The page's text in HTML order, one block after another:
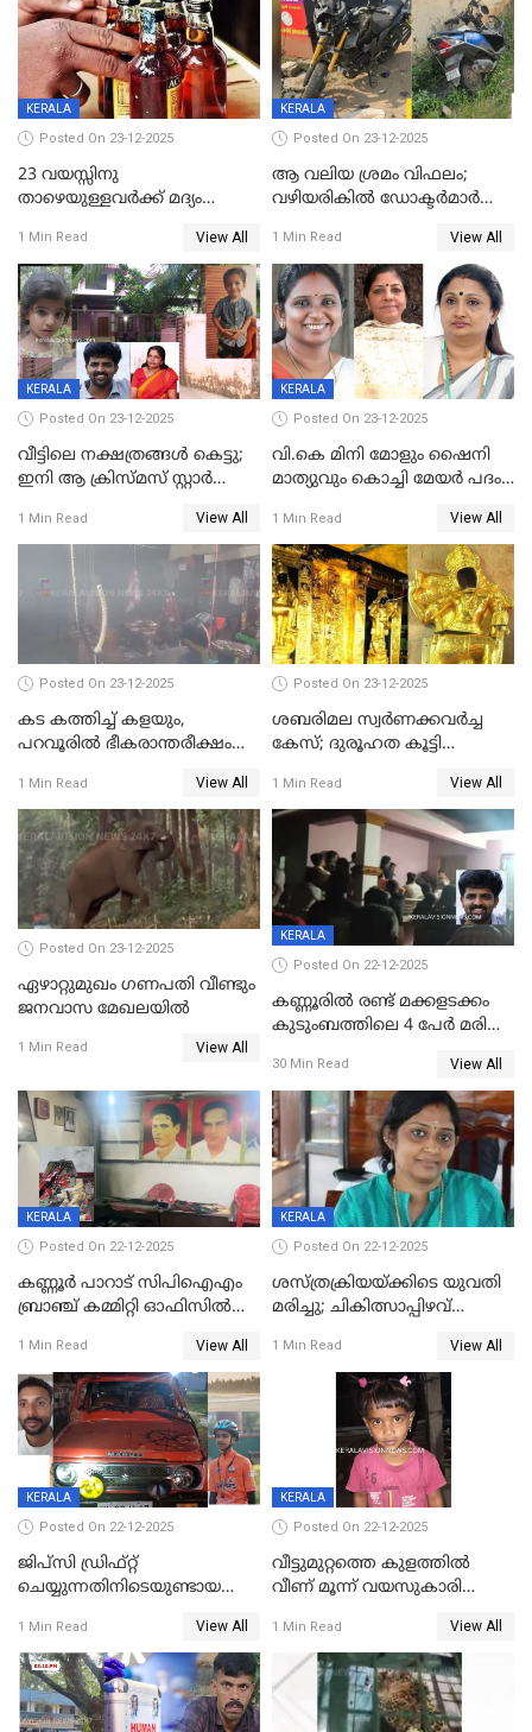
അതൃപ്തിയുമായി ദീപ്തി മേരി
വർഗീസ്
KERALA
Posted On 23-12-2025
23 വയസ്സിനു
താഴെയുള്ളവർക്ക് മദ്യം
നടപടി;സ്ഥാപനങ്ങൾക്കെതിരെ
രണ്ട് കേസുകൾ
1 Min Read View All
KERALA
Posted On 23-12-2025
ആ വലിയ ശ്രമം വിഫലം;
വഴിയരികില്‍ ‌ഡോക്ടര്‍മാര്‍
മരണത്തിന് കീഴടങ്ങി
1 Min Read View All
KERALA
Posted On 23-12-2025
വീട്ടിലെ നക്ഷത്രങ്ങൾ കെട്ടു;
ഇനി ആ ക്രിസ്മസ് സ്റ്റാർ
വേണ്ടിയുള്ള
പിടിവലിക്കിടയിൽ
അപ്പൂപ്പനെതിരെ പോക്സോ
കേസ് ഒടുവിൽ 4 ജീവനുകൾ
പൊലിഞ്ഞു
1 Min Read View All
KERALA
Posted On 23-12-2025
വി.കെ മിനി മോളും ഷൈനി
മാത്യുവും കൊച്ചി മേയർ പദം
മേയറാകില്ല
1 Min Read View All
Posted On 23-12-2025
കട കത്തിച്ച് കളയും,
പറവൂരില്‍ ഭീകരാന്തരീക്ഷം
1 Min Read View All
Posted On 23-12-2025
ശബരിമല സ്വര്‍ണക്കവര്‍ച്ച
കേസ്; ദുരൂഹത കൂട്ടി
1 Min Read View All
Posted On 23-12-2025
ഏഴാറ്റുമുഖം ഗണപതി വീണ്ടും
ജനവാസ മേഖലയിൽ
1 Min Read View All
KERALA
Posted On 22-12-2025
കണ്ണൂരിൽ രണ്ട് മക്കളടക്കം
കുടുംബത്തിലെ 4 പേർ മരിച്ച
30 Min Read View All
KERALA
Posted On 22-12-2025
കണ്ണൂർ പാറാട് സിപിഐഎം
ബ്രാഞ്ച് കമ്മിറ്റി ഓഫിസിൽ
ചിത്രങ്ങളടക്കം കത്തിയ
നിലയിൽ
1 Min Read View All
KERALA
Posted On 22-12-2025
ശസ്ത്രക്രിയയ്‌ക്കിടെ യുവതി
മരിച്ചു; ചികിത്സാപ്പിഴവ്
സംഭവം മാവേലിക്കരയിൽ
1 Min Read View All
KERALA
Posted On 22-12-2025
ജിപ്സി ഡ്രിഫ്റ്റ്
ചെയ്യുന്നതിനിടെയുണ്ടായ
ദാരുണാന്ത്യം; ജീപ്സി
ഓടിച്ചയാൾ അറസ്റ്റിൽ.
1 Min Read View All
KERALA
Posted On 22-12-2025
വീട്ടുമുറ്റത്തെ കുളത്തിൽ
വീണ് മൂന്ന് വയസുകാരി
1 Min Read View All